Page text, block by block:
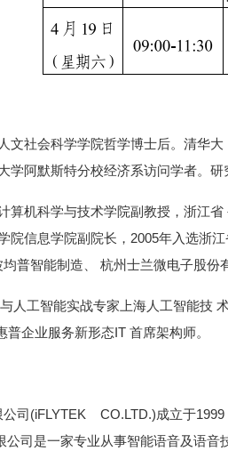
文社会科学学院哲学博士后。清华
学阿默斯特分校经济系访问学者。
算机科学与技术学院副教授，浙江
院信息学院副院长，2005年入选浙
普智能制造、 杭州士兰微电子股份
工智能实战专家上海人工智能技
企业服务新形态IT 首席架构师。
司(iFLYTEK CO.LTD.)成立于
公司是一家专业从事智能语音及语